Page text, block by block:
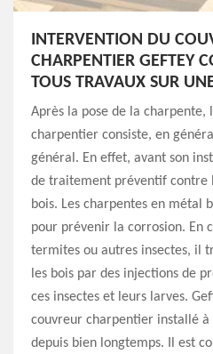
INTERVENTION DU
CHARPENTIER GEFTEY
TOUS TRAVAUX SUR
Après la pose de la charpente,
charpentier consiste, en
général. En effet, avant son
de traitement préventif contre
bois. Les charpentes en métal
pour prévenir la corrosion. En
termites ou autres insectes, il
les bois par des injections de
ces insectes et leurs larves.
couvreur charpentier installé à
depuis bien longtemps. Il est